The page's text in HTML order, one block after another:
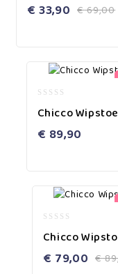
5
€69,00
€ 33,90
out
5
Chicco
€ 89,90
out
5
Chicco
€
€ 79,00